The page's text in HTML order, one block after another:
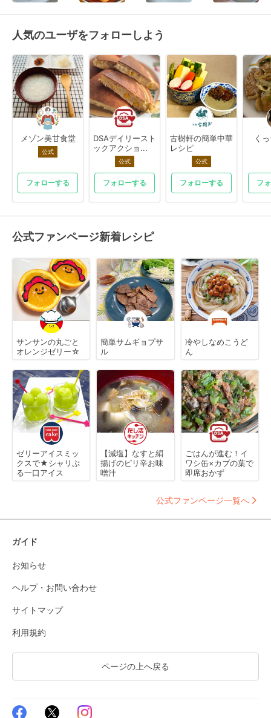
人気のユーザをフォローしよう
メゾン美甘食堂
公式
フォローする
DSAデイリースト
ックアクショ...
公式
フォローする
古樹軒の簡単中華
レシピ
公式
フォローする
く
フ
公式ファンページ新着レシピ
サンサンの丸ごと
オレンジゼリー☆
簡単サムギョプサ
ル
冷やしなめこうど
ん
ゼリーアイスミッ
クスで★シャリぷ
る一口アイス
【減塩】なすと絹
揚げのピリ辛お味
噌汁
ごはんが進む！イ
ワシ缶×カブの葉で
即席おかず
公式ファンページ一覧へ
ガイド
お知らせ
ヘルプ・お問い合わせ
サイトマップ
利用規約
ページの上へ戻る